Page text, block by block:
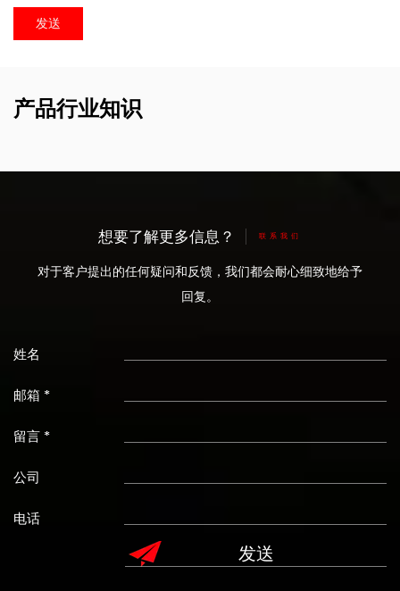
产品行业知识
想要了解更多信息？ 联系我们
对于客户提出的任何疑问和反馈，我们都会耐心细致地给予
回复。
姓名
邮箱 *
留言 *
公司
电话